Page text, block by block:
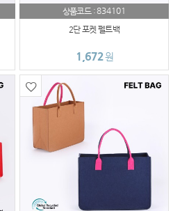
상품코드 :834101
2단 포켓 펠트백
1,672원